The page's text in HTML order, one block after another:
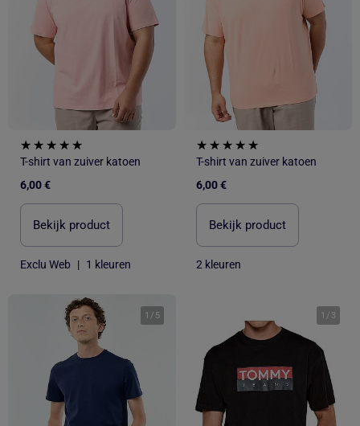
T-shirt van zuiver katoen
6,00 €
Bekijk product
Exclu Web | 1 kleuren
T-shirt van zuiver katoen
6,00 €
Bekijk product
2 kleuren
1 / 5 1 / 3